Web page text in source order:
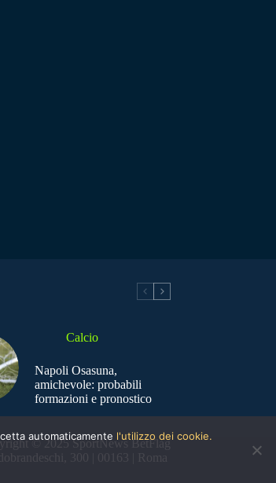
Calcio
Napoli Osasuna,
amichevole: probabili
formazioni e pronostico
© 2025 SportNews BetFlag
300 | 00163 | Roma
automaticamente l'utilizzo dei cookie.